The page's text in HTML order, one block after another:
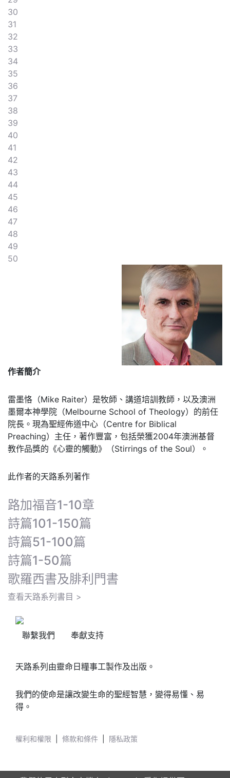
30
31
32
33
34
35
36
37
38
39
40
41
42
43
44
45
46
47
48
49
50
作者簡介
雷墨恪（Mike Raiter）是牧師、講道培訓教師，以及澳洲
墨爾本神學院（Melbourne School of Theology）的前任
院長。現為聖經佈道中心（Centre for Biblical
Preaching）主任，著作豐富，包括榮獲2004年澳洲基督
教作品獎的《心靈的觸動》（Stirrings of the Soul）。
此作者的天路系列著作
路加福音1-10章
詩篇101-150篇
詩篇51-100篇
詩篇1-50篇
歌羅西書及腓利門書
查看天路系列書目 >
聯繫我們 奉獻支持
天路系列由靈命日糧事工製作及出版。
我們的使命是讓改變生命的聖經智慧，變得易懂、易
得。
權利和權限 條款和條件 隱私政策